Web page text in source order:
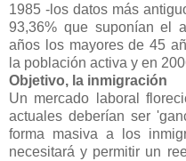
1985 -los datos más
93,36% que suponían el
años los mayores de 45
la población activa y en
Objetivo, la inmigración
Un mercado laboral
actuales deberían ser
forma masiva a los
necesitará y permitir un